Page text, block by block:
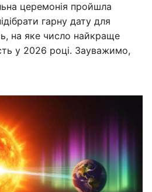
церемонія пройшла
гарну дату для
на яке число найкраще
у 2026 році. Зауважимо,